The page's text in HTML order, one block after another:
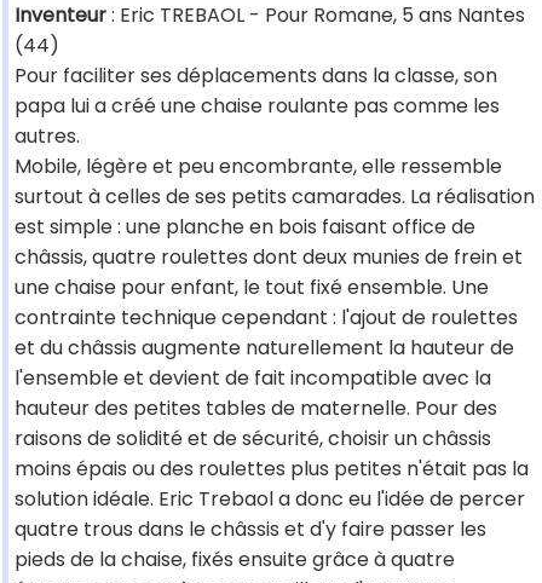
Inventeur: Eric TREBAOL - Pour Romane, 5 ans Nantes
(44)
Pour faciliter ses déplacements dans la classe, son
papa lui a créé une chaise roulante pas comme les
autres.
Mobile, légère et peu encombrante, elle ressemble
surtout à celles de ses petits camarades. La réalisation
est simple : une planche en bois faisant office de
châssis, quatre roulettes dont deux munies de frein et
une chaise pour enfant, le tout fixé ensemble. Une
contrainte technique cependant : l'ajout de roulettes
et du châssis augmente naturellement la hauteur de
l'ensemble et devient de fait incompatible avec la
hauteur des petites tables de maternelle. Pour des
raisons de solidité et de sécurité, choisir un châssis
moins épais ou des roulettes plus petites n'était pas la
solution idéale. Eric Trebaol a donc eu l'idée de percer
quatre trous dans le châssis et d'y faire passer les
pieds de la chaise, fixés ensuite grâce à quatre